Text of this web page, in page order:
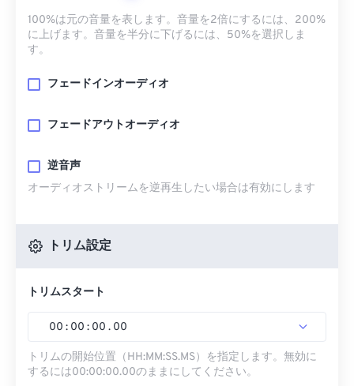
100%は元の音量を表します。音量を2倍にするには、200%
に上げます。音量を半分に下げるには、50%を選択しま
す。
フェードインオーディオ
フェードアウトオーディオ
逆音声
オーディオストリームを逆再生したい場合は有効にします
トリム設定
トリムスタート
00 : 00 : 00 . 00
トリムの開始位置（HH:MM:SS.MS）を指定します。無効に
するには00:00:00.00のままにしてください。